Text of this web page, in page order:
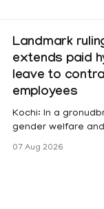
Landmark
extends paid
leave to
employees
Kochi: In a
gender welfare
female
07 Aug 2026